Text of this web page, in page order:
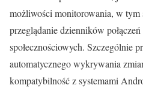
możliwości monitorowania, w tym
przeglądanie dzienników
społecznościowych. Szczególnie
automatycznego wykrywania
kompatybilność z systemami